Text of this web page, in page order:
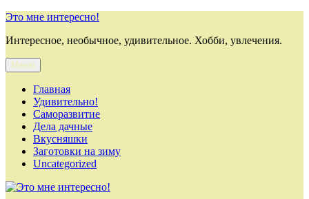
Перейти
содержимому
Это мне интересно!
Интересное, необычное, удивительное. Хобби, увлечения.
Меню
Главная
Удивительно!
Саморазвитие
Дела дачные
Вкусняшки
Заготовки на зиму
Uncategorized